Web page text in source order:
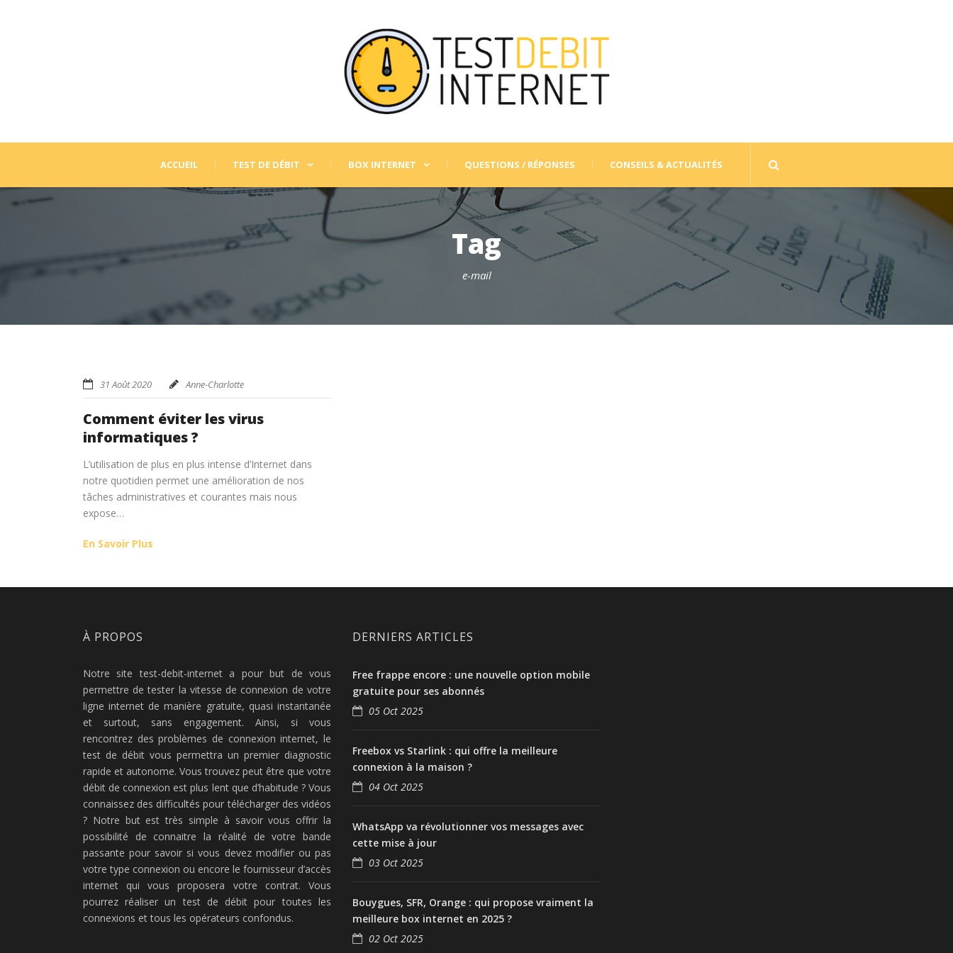
ACCUEIL TEST DE DÉBIT BOX INTERNET QUESTIONS / RÉPONSES CONSEILS & ACTUALITÉS
Tag
e-mail
31 Août 2020 Anne-Charlotte
Comment éviter les virus
informatiques ?
L’utilisation de plus en plus intense d’Internet dans
notre quotidien permet une amélioration de nos
tâches administratives et courantes mais nous
expose…
En Savoir Plus
À PROPOS
Notre site test-debit-internet a pour but de vous
permettre de tester la vitesse de connexion de votre
ligne internet de manière gratuite, quasi instantanée
et surtout, sans engagement. Ainsi, si vous
rencontrez des problèmes de connexion internet, le
test de débit vous permettra un premier diagnostic
rapide et autonome. Vous trouvez peut être que votre
débit de connexion est plus lent que d’habitude ? Vous
connaissez des difficultés pour télécharger des vidéos
? Notre but est très simple à savoir vous offrir la
possibilité de connaitre la réalité de votre bande
passante pour savoir si vous devez modifier ou pas
votre type connexion ou encore le fournisseur d’accès
internet qui vous proposera votre contrat. Vous
pourrez réaliser un test de débit pour toutes les
connexions et tous les opérateurs confondus.
DERNIERS ARTICLES
Free frappe encore : une nouvelle option mobile
gratuite pour ses abonnés
05 Oct 2025
Freebox vs Starlink : qui offre la meilleure
connexion à la maison ?
04 Oct 2025
WhatsApp va révolutionner vos messages avec
cette mise à jour
03 Oct 2025
Bouygues, SFR, Orange : qui propose vraiment la
meilleure box internet en 2025 ?
02 Oct 2025